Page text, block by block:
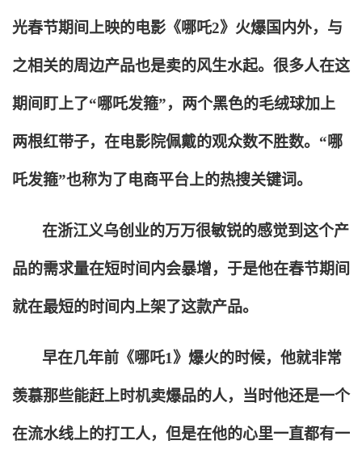
光春节期间上映的电影《哪吒2》火爆国内外，与
之相关的周边产品也是卖的风生水起。很多人在这
期间盯上了“哪吒发箍”，两个黑色的毛绒球加上
两根红带子，在电影院佩戴的观众数不胜数。“哪
吒发箍”也称为了电商平台上的热搜关键词。
在浙江义乌创业的万万很敏锐的感觉到这个产
品的需求量在短时间内会暴增，于是他在春节期间
就在最短的时间内上架了这款产品。
早在几年前《哪吒1》爆火的时候，他就非常
羡慕那些能赶上时机卖爆品的人，当时他还是一个
在流水线上的打工人，但是在他的心里一直都有一